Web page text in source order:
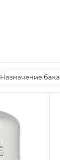
Назначение бака